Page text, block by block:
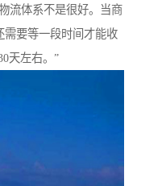
流体系不是很好。当商
需要等一段时间才能收
天左右。”